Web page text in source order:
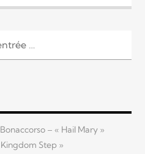
– « Hail Mary »
Step »